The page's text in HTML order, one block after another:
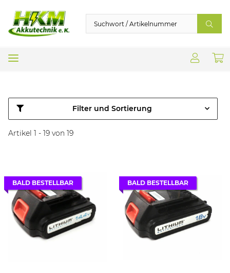
Filter und Sortierung
Artikel 1 - 19 von 19
BALD BESTELLBAR BALD BESTELLBAR